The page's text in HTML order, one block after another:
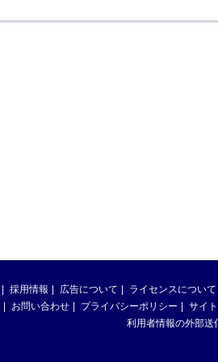
採用情報 広告について ライセンスについて
お問い合わせ プライバシーポリシー サイ
利用者情報の外部送